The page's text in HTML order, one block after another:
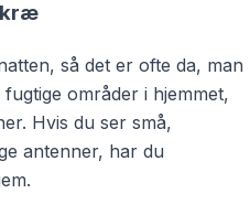
så det er ofte da, man
områder i hjemmet,
Hvis du ser små,
antenner, har du